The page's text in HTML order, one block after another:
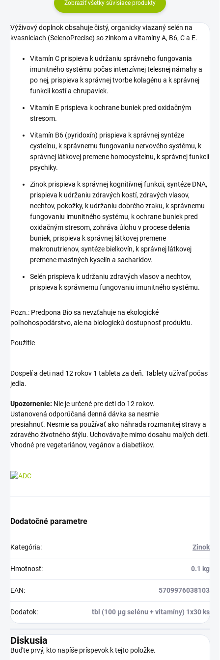
Zobraziť všetky súvisiace produkty
Výživový doplnok obsahuje čistý, organicky viazaný selén na
kvasniciach (SelenoPrecise) so zinkom a vitamíny A, B6, C a E.
Vitamín C prispieva k udržaniu správneho fungovania
imunitného systému počas intenzívnej telesnej námahy a
po nej, prispieva k správnej tvorbe kolagénu a k správnej
funkcii kostí a chrupaviek.
Vitamín E prispieva k ochrane buniek pred oxidačným
stresom.
Vitamín B6 (pyridoxín) prispieva k správnej syntéze
cysteínu, k správnemu fungovaniu nervového systému, k
správnej látkovej premene homocysteínu, k správnej funkcii
psychiky.
Zinok prispieva k správnej kognitívnej funkcii, syntéze DNA,
prispieva k udržaniu zdravých kostí, zdravých vlasov,
nechtov, pokožky, k udržaniu dobrého zraku, k správnemu
fungovaniu imunitného systému, k ochrane buniek pred
oxidačným stresom, zohráva úlohu v procese delenia
buniek, prispieva k správnej látkovej premene
makronutrienov, syntéze bielkovín, k správnej látkovej
premene mastných kyselín a sacharidov.
Selén prispieva k udržaniu zdravých vlasov a nechtov,
prispieva k správnemu fungovaniu imunitného systému.
Pozn.: Predpona Bio sa nevzťahuje na ekologické
poľnohospodárstvo, ale na biologickú dostupnosť produktu.
Použitie
Dospelí a deti nad 12 rokov 1 tableta za deň. Tablety užívať počas
jedla.
Upozornenie: Nie je určené pre deti do 12 rokov.
Ustanovená odporúčaná denná dávka sa nesmie
presiahnuť. Nesmie sa používať ako náhrada rozmanitej stravy a
zdravého životného štýlu. Uchovávajte mimo dosahu malých detí.
Vhodné pre vegetariánov, vegánov a diabetikov.
Dodatočné parametre
Kategória: Zinok
Hmotnosť: 0.1 kg
EAN: 5709976038103
Dodatok: tbl (100 μg selénu + vitamíny) 1x30 ks
Diskusia
Buďte prvý, kto napíše príspevok k tejto položke.